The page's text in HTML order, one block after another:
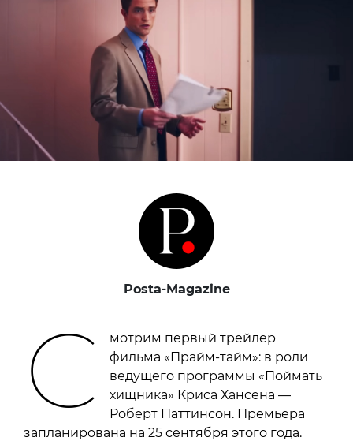
Posta-Magazine
С
мотрим первый трейлер
фильма «Прайм-тайм»: в роли
ведущего программы «Поймать
хищника» Криса Хансена —
Роберт Паттинсон. Премьера
запланирована на 25 сентября этого года.